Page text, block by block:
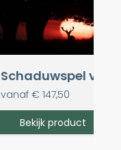
vanaf € 147,50
Bekijk product